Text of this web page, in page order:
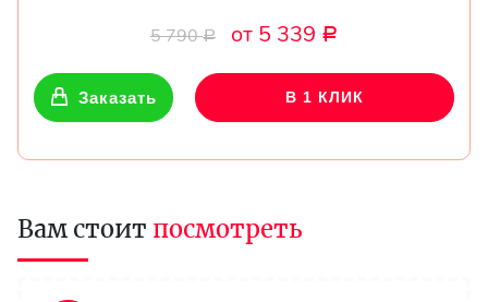
5 790Р от 5 339 Р
Заказать В 1 КЛИК
Вам стоит посмотреть